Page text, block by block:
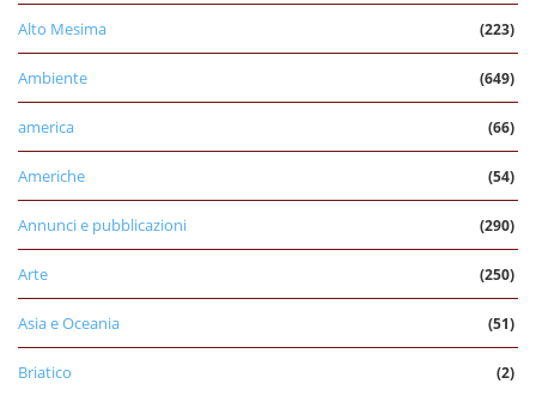
Alto Mesima (223)
Ambiente (649)
america (66)
Americhe (54)
Annunci e pubblicazioni (290)
Arte (250)
Asia e Oceania (51)
Briatico (2)